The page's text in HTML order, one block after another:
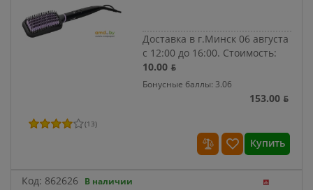
Доставка в г.Минск 06 августа
с 12:00 до 16:00. Стоимость:
10.00 ƃ
Бонусные баллы: 3.06
153.00 ƃ
(13)
Купить
Код: 862626 В наличии